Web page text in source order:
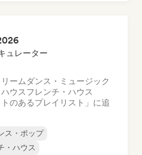
ュレーター
ーム ダンス・ミュージック
ウスフレンチ・ハウス
のあるプレイリスト」に追
ス・ポップ
・ハウス